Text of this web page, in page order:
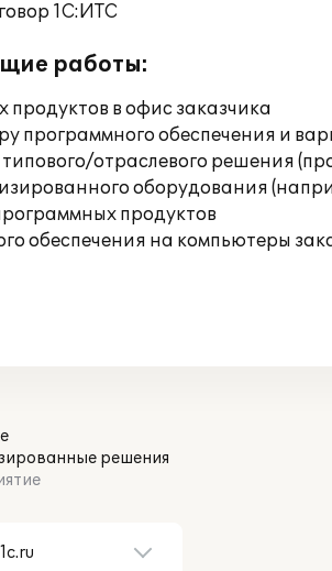
1С:ИТС
работы:
в офис заказчика
программного обеспечения и
отраслевого решения
оборудования
продуктов
обеспечения на компьютеры
решения